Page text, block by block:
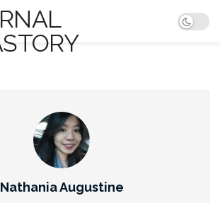
Nathania Augustine